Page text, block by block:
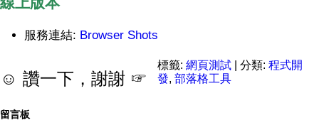
服務連結: Browser Shots
☺ 讚一下，謝謝 ☞
標籤: 網頁測試 | 分類: 程式開
發, 部落格工具
留言板